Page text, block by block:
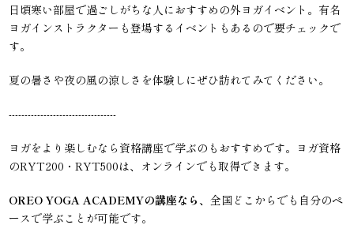
日頃寒い部屋で過ごしがちな人におすすめの外ヨガイベント。有名
ヨガインストラクターも登場するイベントもあるので要チェックで
す。
夏の暑さや夜の風の涼しさを体験しにぜひ訪れてみてください。
----------------------------------
ヨガをより楽しむなら資格講座で学ぶのもおすすめです。ヨガ資格
のRYT200・RYT500は、オンラインでも取得できます。
OREO YOGA ACADEMYの講座なら、全国どこからでも自分のペ
ースで学ぶことが可能です。